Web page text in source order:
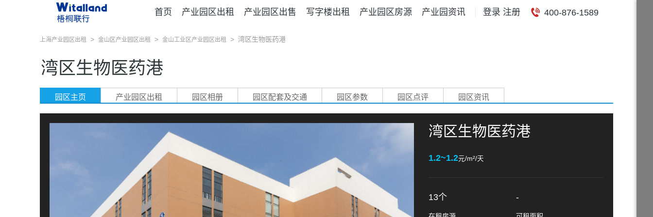
首页 产业园区出租 产业园区出售 写字楼出租 产业园区房源 产业园资讯 登录 注册 400-876-1589
上海产业园区出租 > 金山区产业园区出租 > 金山工业区产业园区出租 > 湾区生物医药港
湾区生物医药港
园区主页 产业园区出租 园区相册 园区配套及交通 园区参数 园区点评 园区资讯
湾区生物医药港
1.2~1.2元/m²/天
13个 -